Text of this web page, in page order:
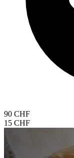
90 CHF
15 CHF